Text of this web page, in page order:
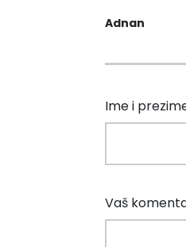
Adnan
Ime i
Vaš